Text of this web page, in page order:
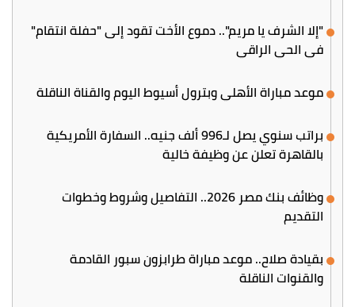
"إلا الشرف يا مريم".. دموع الأخت تقود إلى "حفلة انتقام"
في الحي الراقي
موعد مباراة الأهلي وبترول أسيوط اليوم والقناة الناقلة
براتب سنوي يصل لـ996 ألف جنيه.. السفارة الأمريكية
بالقاهرة تعلن عن وظيفة خالية
وظائف بنك مصر 2026.. التفاصيل وشروط وخطوات
التقديم
بقيادة صلاح.. موعد مباراة طرابزون سبور القادمة
والقنوات الناقلة